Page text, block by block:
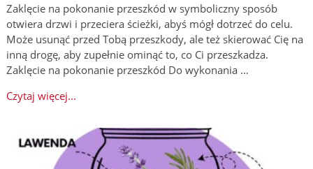
Zaklęcie na pokonanie przeszkód w symboliczny sposób
otwiera drzwi i przeciera ścieżki, abyś mógł dotrzeć do celu.
Może usunąć przed Tobą przeszkody, ale też skierować Cię na
inną drogę, aby zupełnie ominąć to, co Ci przeszkadza.
Zaklęcie na pokonanie przeszkód Do wykonania …
Czytaj więcej...